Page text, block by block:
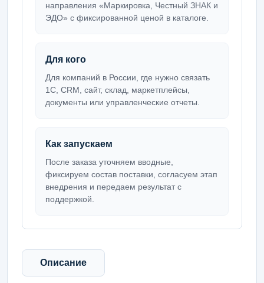
направления «Маркировка, Честный ЗНАК и
ЭДО» с фиксированной ценой в каталоге.
Для кого
Для компаний в России, где нужно связать
1С, CRM, сайт, склад, маркетплейсы,
документы или управленческие отчеты.
Как запускаем
После заказа уточняем вводные,
фиксируем состав поставки, согласуем этап
внедрения и передаем результат с
поддержкой.
Описание